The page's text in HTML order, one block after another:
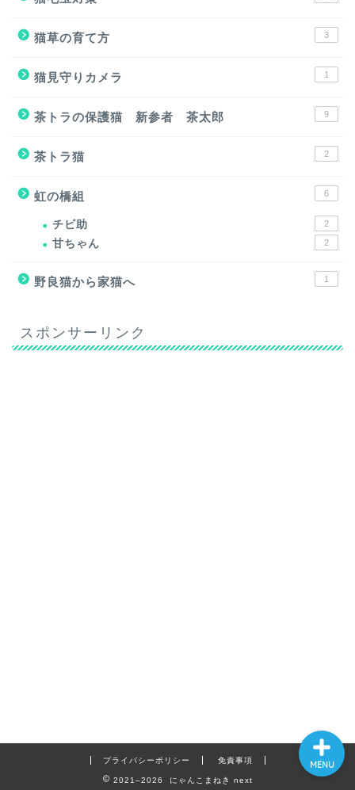
猫草の育て方 3
猫見守りカメラ 1
茶トラの保護猫 新参者 茶太郎 9
茶トラ猫 2
虹の橋組 6
チビ助 2
甘ちゃん 2
野良猫から家猫へ 1
スポンサーリンク
MENU